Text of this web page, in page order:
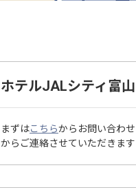
ホテルJALシティ富
まずはこちらからお問い合わ
からご連絡させていただきます